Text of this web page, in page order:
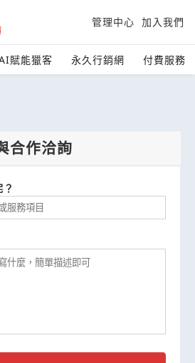
管理中心 加入我們
賦能獵客 永久行銷網 付費服務
合作洽詢